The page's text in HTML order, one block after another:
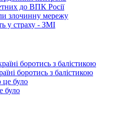
до ВПК Росії
злочинну мережу
у страху - ЗМІ
боротись з балістикою
було